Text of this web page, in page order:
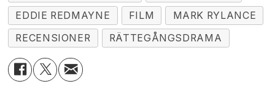
EDDIE REDMAYNE
FILM
MARK RYLANCE
RECENSIONER
RÄTTEGÅNGSDRAMA